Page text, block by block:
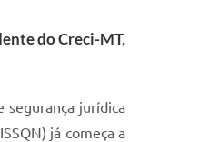
do Creci-MT,
segurança jurídica
já começa a